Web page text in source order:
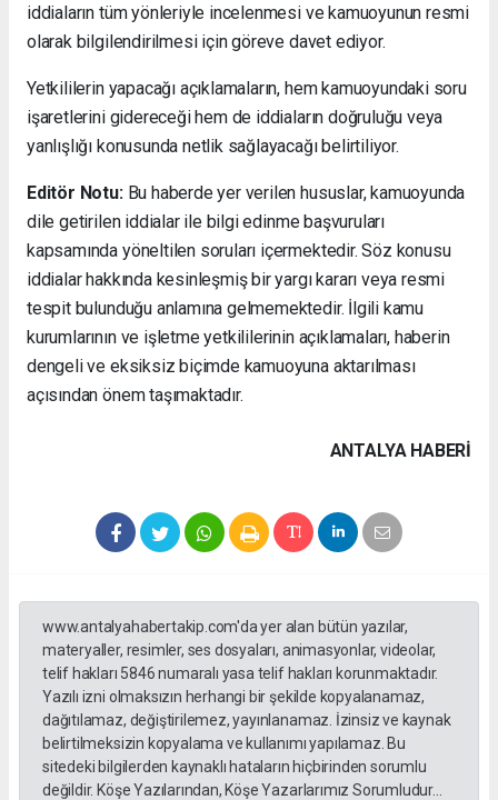
iddiaların tüm yönleriyle incelenmesi ve kamuoyunun resmi
olarak bilgilendirilmesi için göreve davet ediyor.
Yetkililerin yapacağı açıklamaların, hem kamuoyundaki soru
işaretlerini gidereceği hem de iddiaların doğruluğu veya
yanlışlığı konusunda netlik sağlayacağı belirtiliyor.
Editör Notu:Bu haberde yer verilen hususlar, kamuoyunda
dile getirilen iddialar ile bilgi edinme başvuruları
kapsamında yöneltilen soruları içermektedir. Söz konusu
iddialar hakkında kesinleşmiş bir yargı kararı veya resmi
tespit bulunduğu anlamına gelmemektedir. İlgili kamu
kurumlarının ve işletme yetkililerinin açıklamaları, haberin
dengeli ve eksiksiz biçimde kamuoyuna aktarılması
açısından önem taşımaktadır.
ANTALYA HABERİ
www.antalyahabertakip.com'da yer alan bütün yazılar,
materyaller, resimler, ses dosyaları, animasyonlar, videolar,
telif hakları 5846 numaralı yasa telif hakları korunmaktadır.
Yazılı izni olmaksızın herhangi bir şekilde kopyalanamaz,
dağıtılamaz, değiştirilemez, yayınlanamaz. İzinsiz ve kaynak
belirtilmeksizin kopyalama ve kullanımı yapılamaz. Bu
sitedeki bilgilerden kaynaklı hataların hiçbirinden sorumlu
değildir. Köşe Yazılarından, Köşe Yazarlarımız Sorumludur...